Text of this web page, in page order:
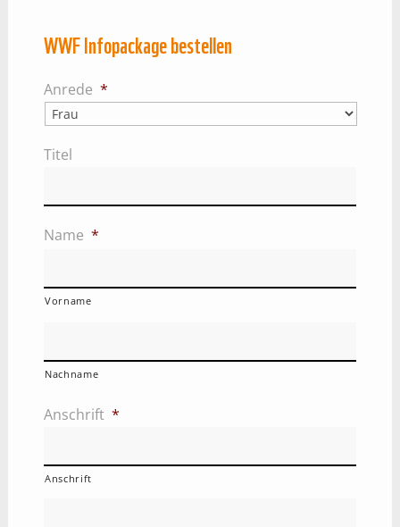
WWF Infopackage bestellen
Anrede *
Titel
Name *
Vorname
Nachname
Anschrift *
Anschrift